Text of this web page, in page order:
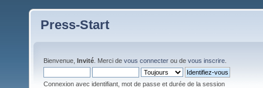
Press-Start
Bienvenue, Invité . Merci de vous connecter ou de vous inscrire
Connexion avec identifiant, mot de passe et durée de la session